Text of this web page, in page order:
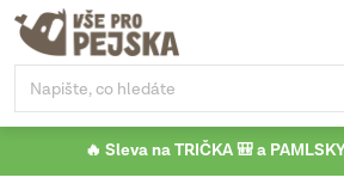
Přejít
obsah
🔥 Sleva na TRIČKA 🎒 a